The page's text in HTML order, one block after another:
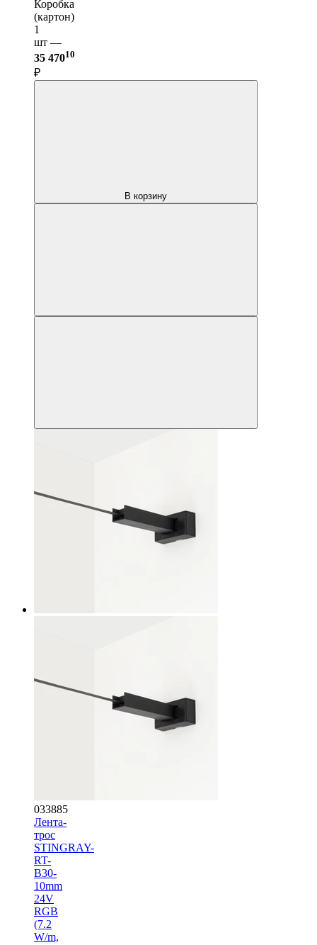
Коробка
(картон)
1
шт —
35 47010
₽
В корзину
033885
Лента-
трос
STINGRAY-
RT-
B30-
10mm
24V
RGB
(7.2
W/m,